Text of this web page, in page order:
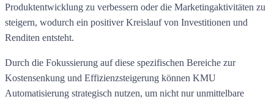
Produktentwicklung zu verbessern oder die Marketingaktivitäten zu
steigern, wodurch ein positiver Kreislauf von Investitionen und
Renditen entsteht.
Durch die Fokussierung auf diese spezifischen Bereiche zur
Kostensenkung und Effizienzsteigerung können KMU
Automatisierung strategisch nutzen, um nicht nur unmittelbare